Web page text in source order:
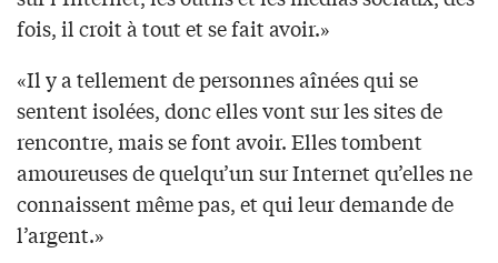
fois, il croit à tout et se fait avoir.»
«Il y a tellement de personnes aînées qui se
sentent isolées, donc elles vont sur les sites de
rencontre, mais se font avoir. Elles tombent
amoureuses de quelqu’un sur Internet qu’elles ne
connaissent même pas, et qui leur demande de
l’argent.»